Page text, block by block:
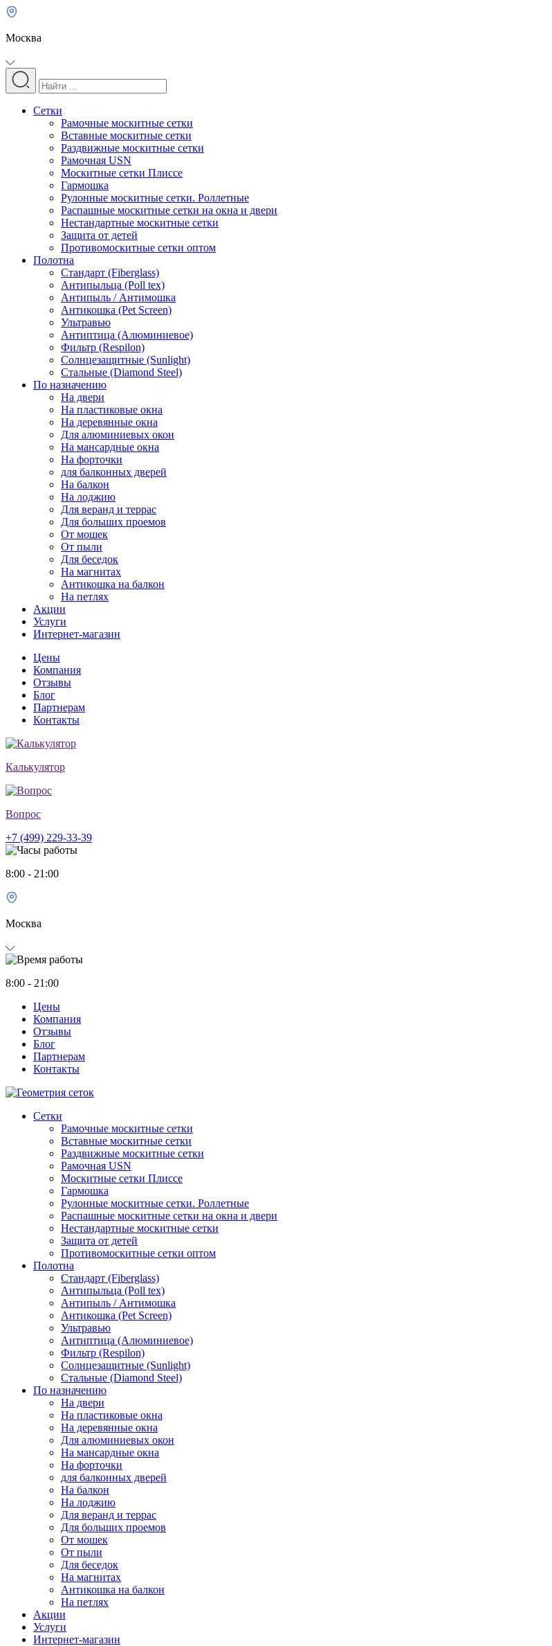
Москва
Сетки
Рамочные москитные сетки
Вставные москитные сетки
Раздвижные москитные сетки
Рамочная USN
Москитные сетки Плиссе
Гармошка
Рулонные москитные сетки. Роллетные
Распашные москитные сетки на окна и двери
Нестандартные москитные сетки
Защита от детей
Противомоскитные сетки оптом
Полотна
Стандарт (Fiberglass)
Антипыльца (Poll tex)
Антипыль / Антимошка
Антикошка (Pet Screen)
Ультравью
Антиптица (Алюминиевое)
Фильтр (Respilon)
Солнцезащитные (Sunlight)
Стальные (Diamond Steel)
По назначению
На двери
На пластиковые окна
На деревянные окна
Для алюминиевых окон
На мансардные окна
На форточки
для балконных дверей
На балкон
На лоджию
Для веранд и террас
Для больших проемов
От мошек
От пыли
Для беседок
На магнитах
Антикошка на балкон
На петлях
Акции
Услуги
Интернет-магазин
Цены
Компания
Отзывы
Блог
Партнерам
Контакты
Калькулятор
Вопрос
+7 (499) 229-33-39
8:00 - 21:00
Москва
8:00 - 21:00
Цены
Компания
Отзывы
Блог
Партнерам
Контакты
Сетки
Рамочные москитные сетки
Вставные москитные сетки
Раздвижные москитные сетки
Рамочная USN
Москитные сетки Плиссе
Гармошка
Рулонные москитные сетки. Роллетные
Распашные москитные сетки на окна и двери
Нестандартные москитные сетки
Защита от детей
Противомоскитные сетки оптом
Полотна
Стандарт (Fiberglass)
Антипыльца (Poll tex)
Антипыль / Антимошка
Антикошка (Pet Screen)
Ультравью
Антиптица (Алюминиевое)
Фильтр (Respilon)
Солнцезащитные (Sunlight)
Стальные (Diamond Steel)
По назначению
На двери
На пластиковые окна
На деревянные окна
Для алюминиевых окон
На мансардные окна
На форточки
для балконных дверей
На балкон
На лоджию
Для веранд и террас
Для больших проемов
От мошек
От пыли
Для беседок
На магнитах
Антикошка на балкон
На петлях
Акции
Услуги
Интернет-магазин